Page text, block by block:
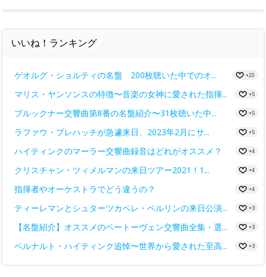
いいね！ランキング
ゲオルグ・ショルティの名盤 200枚聴いた中でのオ... +20
マリス・ヤンソンスの特徴〜音楽の女神に愛された指揮... +5
ブルックナー交響曲第8番の名盤紹介〜31枚聴いた中... +5
ラファウ・ブレハッチが急遽来日、2023年2月にサ... +5
ハイティンクのマーラー交響曲録音はどれがオススメ？ +4
クリスチャン・ツィメルマンの来日ツアー2021！1... +4
指揮者やオーケストラでどう違うの？ +4
ティーレマンとシュターツカペレ・ベルリンの来日公演... +3
【名盤紹介】オススメのベートーヴェン交響曲全集・選... +3
ベルナルト・ハイティンク追悼〜世界から愛された至高... +3